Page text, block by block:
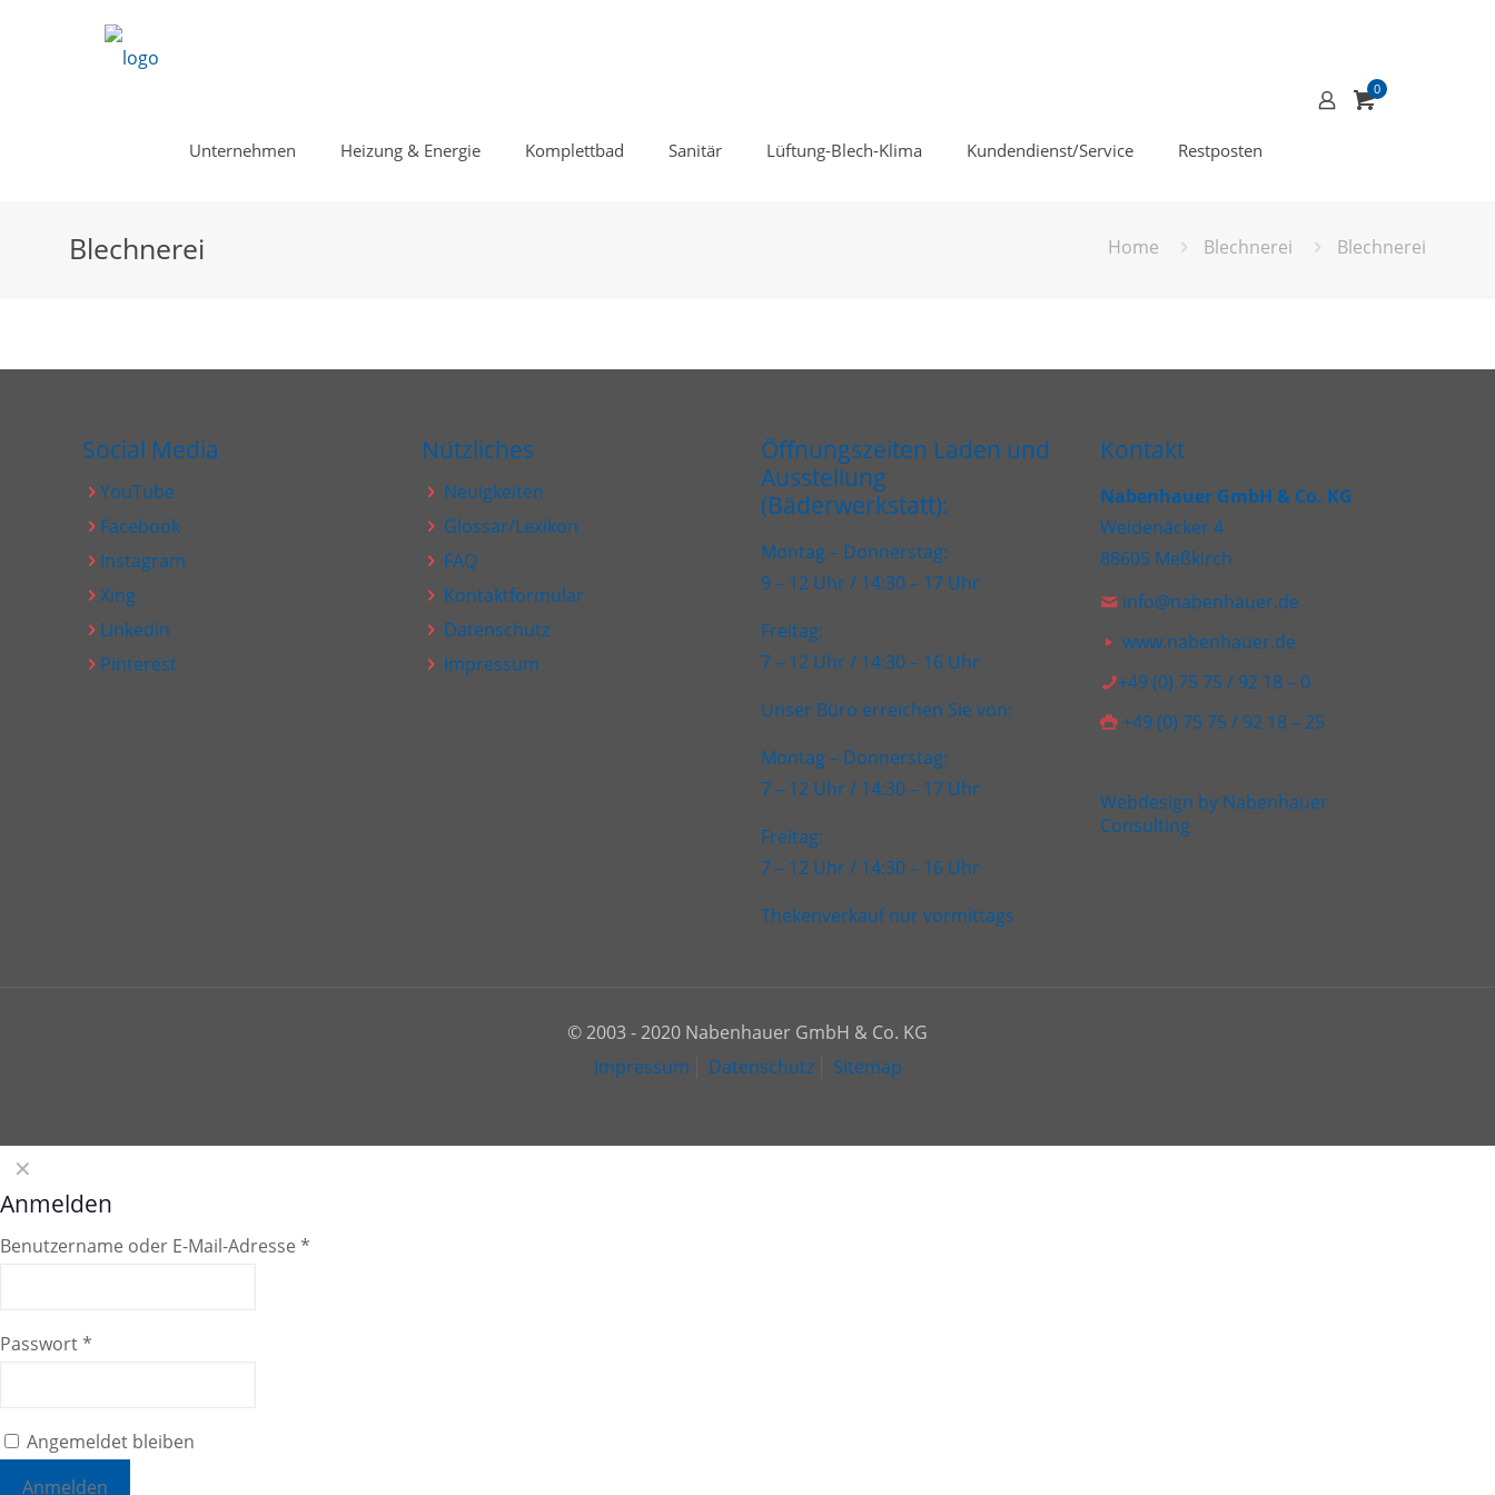
Unternehmen Heizung & Energie Komplettbad Sanitär Lüftung-Blech-Klima Kundendienst/Service Restposten
0
Blechnerei Home Blechnerei Blechnerei
Social Media
YouTube
Facebook
Instagram
Xing
Linkedin
Pinterest
Nützliches
Neuigkeiten
Glossar/Lexikon
FAQ
Kontaktformular
Datenschutz
Impressum
Öffnungszeiten Laden und
Ausstellung
(Bäderwerkstatt):
Montag – Donnerstag:
9 – 12 Uhr / 14:30 – 17 Uhr
Freitag:
7 – 12 Uhr / 14:30 – 16 Uhr
Unser Büro erreichen Sie von:
Montag – Donnerstag:
7 – 12 Uhr / 14:30 – 17 Uhr
Freitag:
7 – 12 Uhr / 14:30 – 16 Uhr
Thekenverkauf nur vormittags
Kontakt
Nabenhauer GmbH & Co. KG
Weidenäcker 4
88605 Meßkirch
info@nabenhauer.de
www.nabenhauer.de
+49 (0) 75 75 / 92 18 – 0
+49 (0) 75 75 / 92 18 – 25
Webdesign by Nabenhauer
Consulting
© 2003 - 2020 Nabenhauer GmbH & Co. KG
Impressum
Datenschutz Sitemap
✕
Anmelden
Benutzername oder E-Mail-Adresse *
Passwort*
Angemeldet bleiben
Anmelden